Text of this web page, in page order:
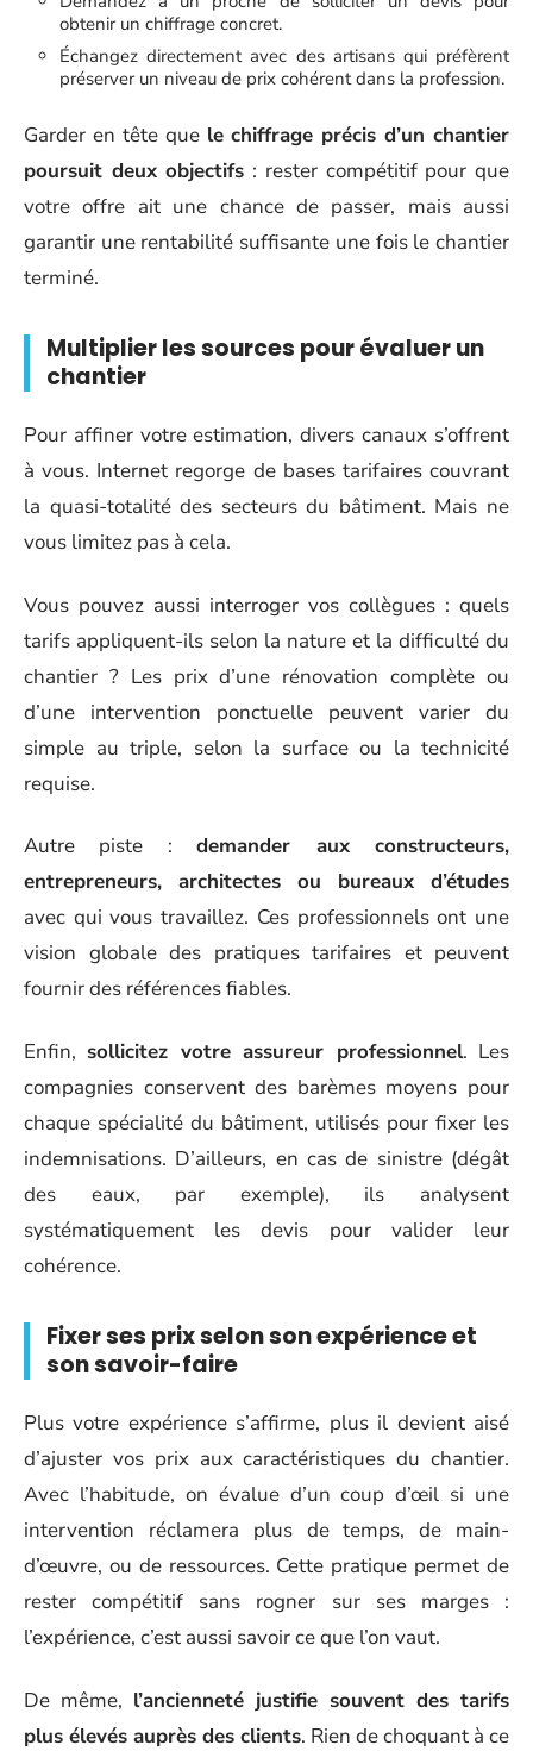
obtenir un chiffrage concret.
Échangez directement avec des artisans qui préfèrent
préserver un niveau de prix cohérent dans la profession.
Garder en tête que le chiffrage précis d’un chantier
poursuit deux objectifs : rester compétitif pour que
votre offre ait une chance de passer, mais aussi
garantir une rentabilité suffisante une fois le chantier
terminé.
Multiplier les sources pour évaluer un
chantier
Pour affiner votre estimation, divers canaux s’offrent
à vous. Internet regorge de bases tarifaires couvrant
la quasi-totalité des secteurs du bâtiment. Mais ne
vous limitez pas à cela.
Vous pouvez aussi interroger vos collègues : quels
tarifs appliquent-ils selon la nature et la difficulté du
chantier ? Les prix d’une rénovation complète ou
d’une intervention ponctuelle peuvent varier du
simple au triple, selon la surface ou la technicité
requise.
Autre piste :demander aux constructeurs,
entrepreneurs, architectes ou bureaux d’études
avec qui vous travaillez. Ces professionnels ont une
vision globale des pratiques tarifaires et peuvent
fournir des références fiables.
Enfin, sollicitez votre assureur professionnel. Les
compagnies conservent des barèmes moyens pour
chaque spécialité du bâtiment, utilisés pour fixer les
indemnisations. D’ailleurs, en cas de sinistre (dégât
des eaux, par exemple), ils analysent
systématiquement les devis pour valider leur
cohérence.
Fixer ses prix selon son expérience et
son savoir-faire
Plus votre expérience s’affirme, plus il devient aisé
d’ajuster vos prix aux caractéristiques du chantier.
Avec l’habitude, on évalue d’un coup d’œil si une
intervention réclamera plus de temps, de main-
d’œuvre, ou de ressources. Cette pratique permet de
rester compétitif sans rogner sur ses marges :
l’expérience, c’est aussi savoir ce que l’on vaut.
De même, l’ancienneté justifie souvent des tarifs
plus élevés auprès des clients. Rien de choquant à ce